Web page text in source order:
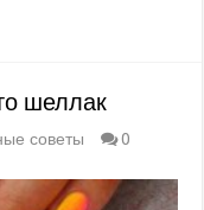
шеллак
советы
0